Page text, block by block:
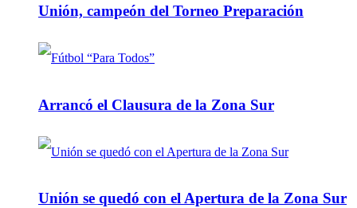
Unión, campeón del Torneo Preparación
Arrancó el Clausura de la Zona Sur
Unión se quedó con el Apertura de la Zona Sur